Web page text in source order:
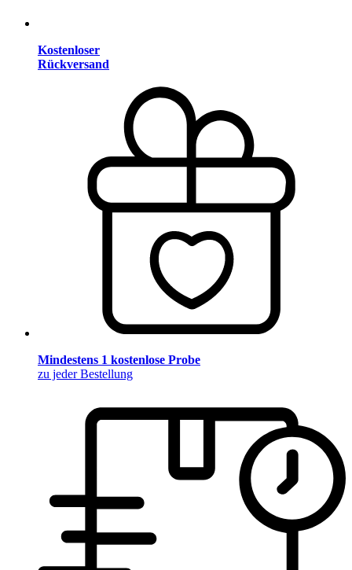
Kostenloser
Rückversand
Mindestens 1 kostenlose Probe
zu jeder Bestellung